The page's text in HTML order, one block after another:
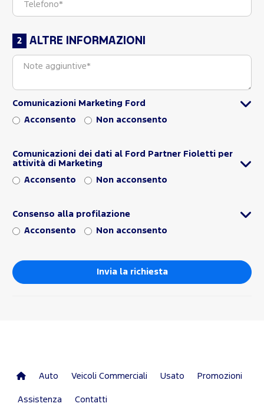
ALTRE INFORMAZIONI
Comunicazioni Marketing Ford
Acconsento Non acconsento
Comunicazioni dei dati al Ford Partner Fioletti per
attività di Marketing
Acconsento Non acconsento
Consenso alla profilazione
Acconsento Non acconsento
Auto Veicoli Commerciali Usato Promozioni
Assistenza Contatti